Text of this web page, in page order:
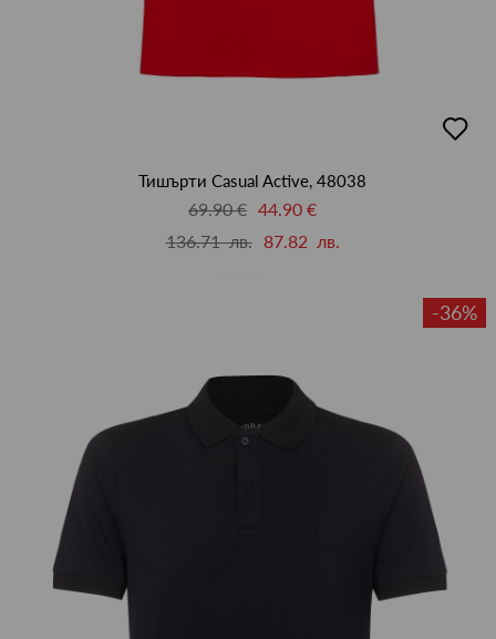
в
Тишърти Casual Active, 48038
69.90 € 44.90 €
136.71 лв.
87.82 лв.
-36%